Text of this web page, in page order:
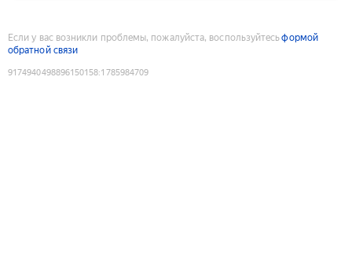
Если у вас возникли проблемы, пожалуйста, воспользуйтесьформой
обратной связи
9174940498896150158:1785984709